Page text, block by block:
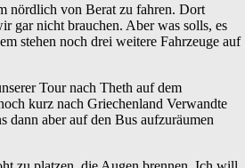
nördlich von Berat zu fahren. Dort
gar nicht brauchen. Aber was solls, es
stehen noch drei weitere Fahrzeuge auf
Tour nach Theth auf dem
kurz nach Griechenland Verwandte
dann aber auf den Bus aufzuräumen